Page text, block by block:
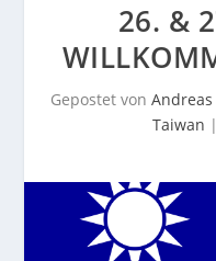
26. &
Gepostet von Andreas
Taiwan |